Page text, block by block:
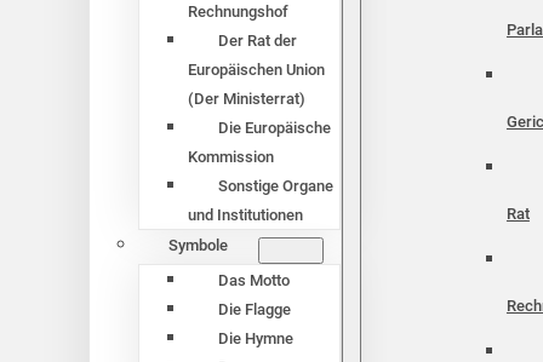
Rechnungshof
Der Rat der
Europäischen Union
(Der Ministerrat)
Die Europäische
Kommission
Sonstige Organe
und Institutionen
Symbole
Das Motto
Die Flagge
Die Hymne
Rat